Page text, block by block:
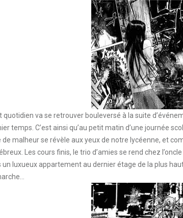
quotidien va se retrouver bouleversé à la suite
temps. C’est ainsi qu’au petit matin d’une journée
de malheur se révèle aux yeux de notre lycéenne, et
Les cours finis, le trio d’amies se rend chez
un luxueux appartement au dernier étage de la plus